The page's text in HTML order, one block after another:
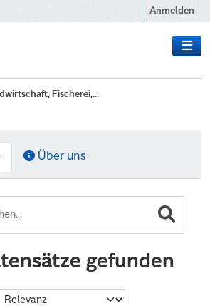
Anmelden
Fischerei,...
Über uns
gefunden